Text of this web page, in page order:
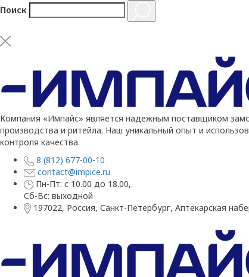
Поиск
Компания «Импайс» является надежным поставщиком
производства и ритейла. Наш уникальный опыт и
контроля качества.
8 (812) 677-00-10
contact@impice.ru
Пн-Пт: с 10.00 до 18.00,
Сб-Вс: выходной
197022, Россия, Санкт-Петербург, Аптекарская